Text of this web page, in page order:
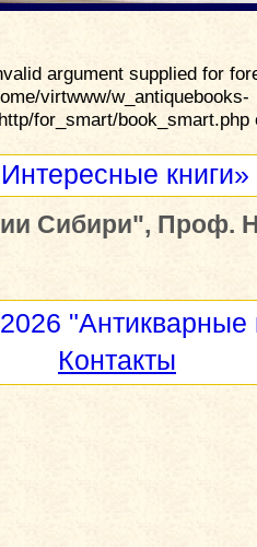
argument supplied for
virtwww/w_antiquebooks-
for_smart/book_smart.php
книги»
Сибири", Проф.
"Антикварные
Контакты